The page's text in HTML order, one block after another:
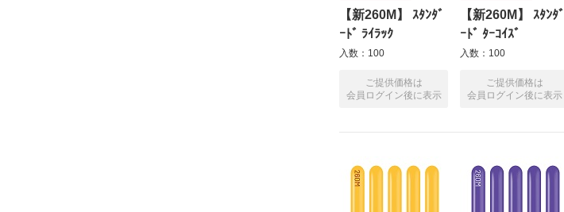
【新260M】 ｽﾀﾝﾀﾞ
ｰﾄﾞ ﾗｲﾗｯｸ
入数：100
ご提供価格は
会員ログイン後に表示
【新260M】 ｽﾀﾝﾀﾞ
ｰﾄﾞ ﾀｰｺｲｽﾞ
入数：100
ご提供価格は
会員ログイン後に表示